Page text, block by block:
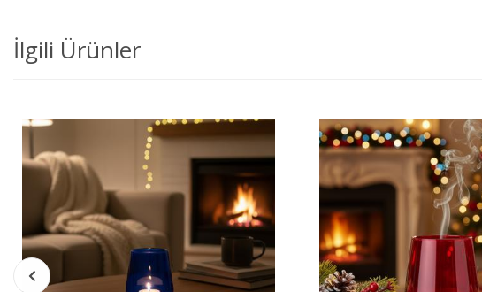
İlgili Ürünler